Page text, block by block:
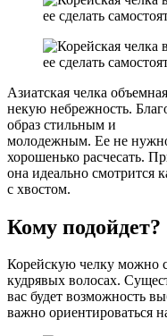
Азиатская челка
некую небрежность.
образ стильным и
молодежным. Ее не
хорошенько расчесать.
она идеально смотрится
с хвостом.
Кому подойдет?
Корейскую челку можно
кудрявых волосах.
вас будет возможность
важно ориентироваться